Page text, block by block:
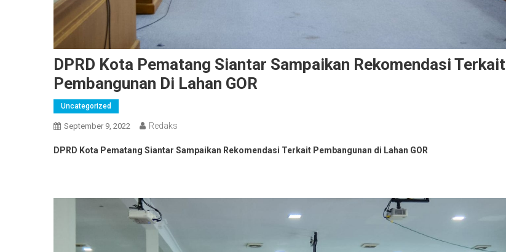
DPRD Kota Pematang Siantar Sampaikan Rekomendasi Terkait
Pembangunan Di Lahan GOR
Uncategorized
September 9, 2022 Redaks
DPRD Kota Pematang Siantar Sampaikan Rekomendasi Terkait Pembangunan di Lahan GOR